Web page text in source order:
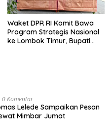
Waket DPR RI Komit Bawa
Program Strategis Nasional
ke Lombok Timur, Bupati
0 Komentar
Lelede Sampaikan Pesan
Mimbar Jumat